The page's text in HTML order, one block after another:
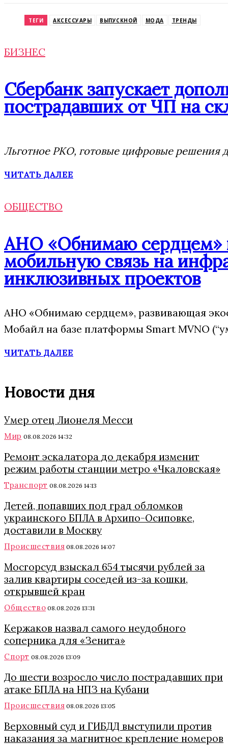
ТЕГИ АКСЕССУАРЫ ВЫПУСКНОЙ МОДА ТРЕНДЫ
БИЗНЕС
Сбербанк запускает
пострадавших от ЧП на
Льготное РКО, готовые цифровые решения
ЧИТАТЬ ДАЛЕЕ
ОБЩЕСТВО
АНО «Обнимаю сердцем»
мобильную связь на
инклюзивных проектов
АНО «Обнимаю сердцем», развивающая
Мобайл на базе платформы Smart MVNO
ЧИТАТЬ ДАЛЕЕ
Новости дня
Умер отец Лионеля Месси
Мир 08.08.2026 14:32
Ремонт эскалатора до декабря изменит
режим работы станции метро «Чкаловская»
Транспорт 08.08.2026 14:13
Детей, попавших под град обломков
украинского БПЛА в Архипо-Осиповке,
доставили в Москву
Происшествия 08.08.2026 14:07
Мосгорсуд взыскал 654 тысячи рублей за
залив квартиры соседей из-за кошки,
открывшей кран
Общество 08.08.2026 13:31
Кержаков назвал самого неудобного
соперника для «Зенита»
Спорт 08.08.2026 13:09
До шести возросло число пострадавших при
атаке БПЛА на НПЗ на Кубани
Происшествия 08.08.2026 13:05
Верховный суд и ГИБДД выступили против
наказания за магнитное крепление номеров